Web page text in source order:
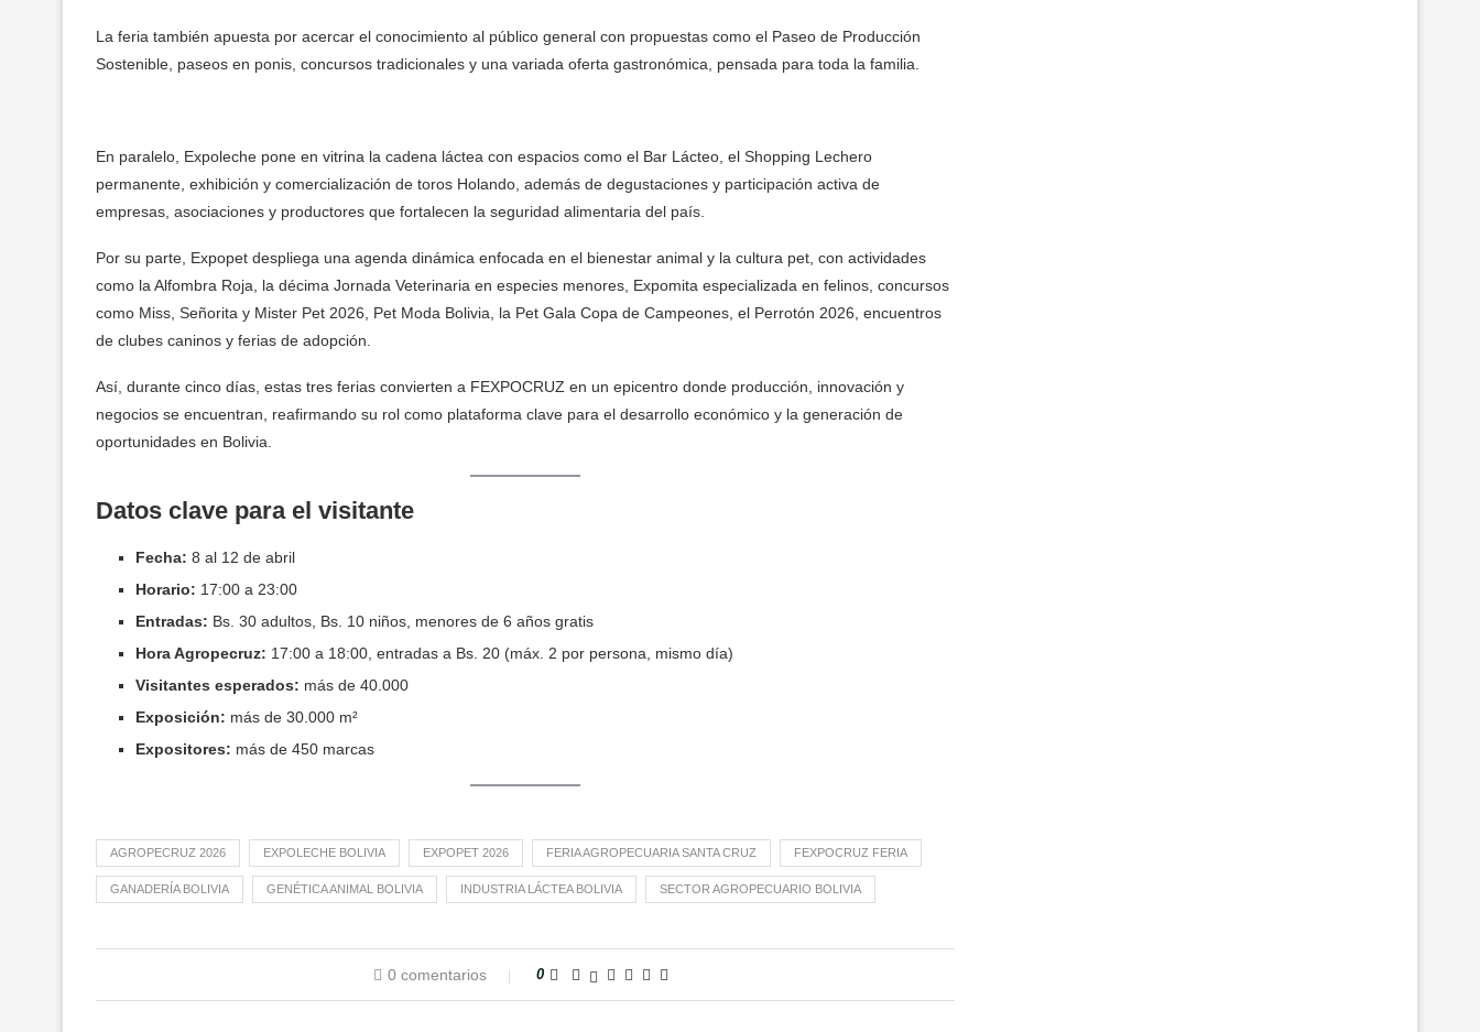
La feria también apuesta por acercar el conocimiento al público general con propuestas como el Paseo de Producción
Sostenible, paseos en ponis, concursos tradicionales y una variada oferta gastronómica, pensada para toda la familia.
En paralelo, Expoleche pone en vitrina la cadena láctea con espacios como el Bar Lácteo, el Shopping Lechero
permanente, exhibición y comercialización de toros Holando, además de degustaciones y participación activa de
empresas, asociaciones y productores que fortalecen la seguridad alimentaria del país.
Por su parte, Expopet despliega una agenda dinámica enfocada en el bienestar animal y la cultura pet, con actividades
como la Alfombra Roja, la décima Jornada Veterinaria en especies menores, Expomita especializada en felinos, concursos
como Miss, Señorita y Mister Pet 2026, Pet Moda Bolivia, la Pet Gala Copa de Campeones, el Perrotón 2026, encuentros
de clubes caninos y ferias de adopción.
Así, durante cinco días, estas tres ferias convierten a FEXPOCRUZ en un epicentro donde producción, innovación y
negocios se encuentran, reafirmando su rol como plataforma clave para el desarrollo económico y la generación de
oportunidades en Bolivia.
Datos clave para el visitante
Fecha: 8 al 12 de abril
Horario: 17:00 a 23:00
Entradas: Bs. 30 adultos, Bs. 10 niños, menores de 6 años gratis
Hora Agropecruz: 17:00 a 18:00, entradas a Bs. 20 (máx. 2 por persona, mismo día)
Visitantes esperados: más de 40.000
Exposición: más de 30.000 m²
Expositores: más de 450 marcas
AGROPECRUZ 2026 EXPOLECHE BOLIVIA EXPOPET 2026 FERIA AGROPECUARIA SANTA CRUZ FEXPOCRUZ FERIA
GANADERÍA BOLIVIA GENÉTICA ANIMAL BOLIVIA INDUSTRIA LÁCTEA BOLIVIA SECTOR AGROPECUARIO BOLIVIA
0 comentarios 0